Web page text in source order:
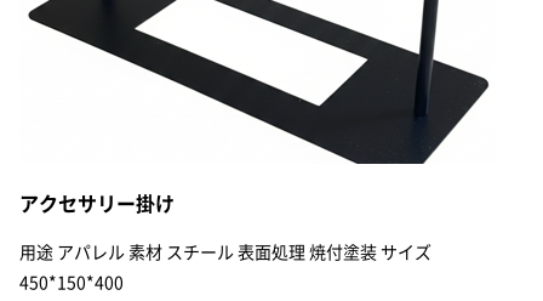
アクセサリー掛け
用途 アパレル 素材 スチール 表面処理 焼付塗装 サイズ
450*150*400